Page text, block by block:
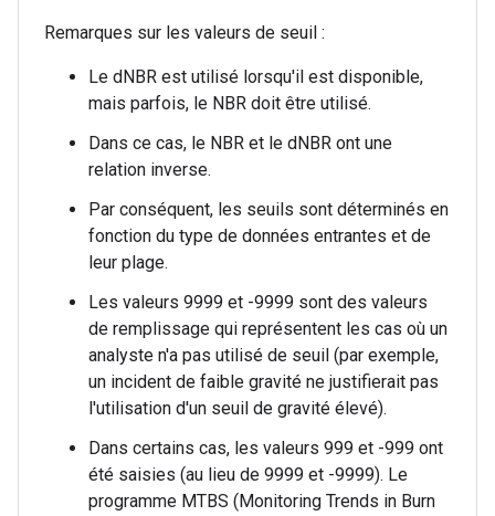
Remarques sur les valeurs de seuil :
Le dNBR est utilisé lorsqu'il est disponible,
mais parfois, le NBR doit être utilisé.
Dans ce cas, le NBR et le dNBR ont une
relation inverse.
Par conséquent, les seuils sont déterminés en
fonction du type de données entrantes et de
leur plage.
Les valeurs 9999 et -9999 sont des valeurs
de remplissage qui représentent les cas où un
analyste n'a pas utilisé de seuil (par exemple,
un incident de faible gravité ne justifierait pas
l'utilisation d'un seuil de gravité élevé).
Dans certains cas, les valeurs 999 et -999 ont
été saisies (au lieu de 9999 et -9999). Le
programme MTBS (Monitoring Trends in Burn